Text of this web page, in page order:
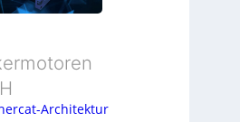
s
e
w
i
s
u
e
t
Architektur